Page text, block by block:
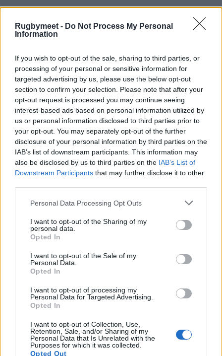
Rugbymeet - Do Not Process My Personal
Information
If you wish to opt-out of the sale, sharing to third parties, or
processing of your personal or sensitive information for
targeted advertising by us, please use the below opt-out
section to confirm your selection. Please note that after your
opt-out request is processed you may continue seeing
interest-based ads based on personal information utilized by
us or personal information disclosed to third parties prior to
your opt-out. You may separately opt-out of the further
disclosure of your personal information by third parties on the
IAB’s list of downstream participants. This information may
also be disclosed by us to third parties on the IAB’s List of
Downstream Participants that may further disclose it to other
Personal Data Processing Opt Outs
I want to opt-out of the Sharing of my
personal data.
Opted In
I want to opt-out of the Sale of my
Personal Data.
Opted In
I want to opt-out of processing my
Personal Data for Targeted Advertising.
Opted In
I want to opt-out of Collection, Use,
Retention, Sale, and/or Sharing of my
Personal Data that Is Unrelated with the
Purposes for which it was collected.
Opted Out
L'altra semifinale Bordeaux
v Tolone
StaseraPaolo Garbisicerca di raggiungere la
sua seconda finale di Top 14, dopo quella vinta
quando era a Montpellier. Rivale diretto
all'apertura Mathieu Jalibert. Queste le
formazioni.
BORDEAUX BEGLES: Buros - Penaud -
Depoortere, Moefana, Uberti - Jalibert - Lucu
- Samu, Bochaton, Gazzotti - Cazeaux, Petti -
Tameifuna - Lamothe - Poirot. ALL. YANNICK
TOLONE: Jaminet - Tuicuvu - Fainga'Anuku -
Abadie, Ludlam - Ribbans, Halagahu - Sinckler
- Baubigny - Gros. ALL. PIERRE MIGNONI